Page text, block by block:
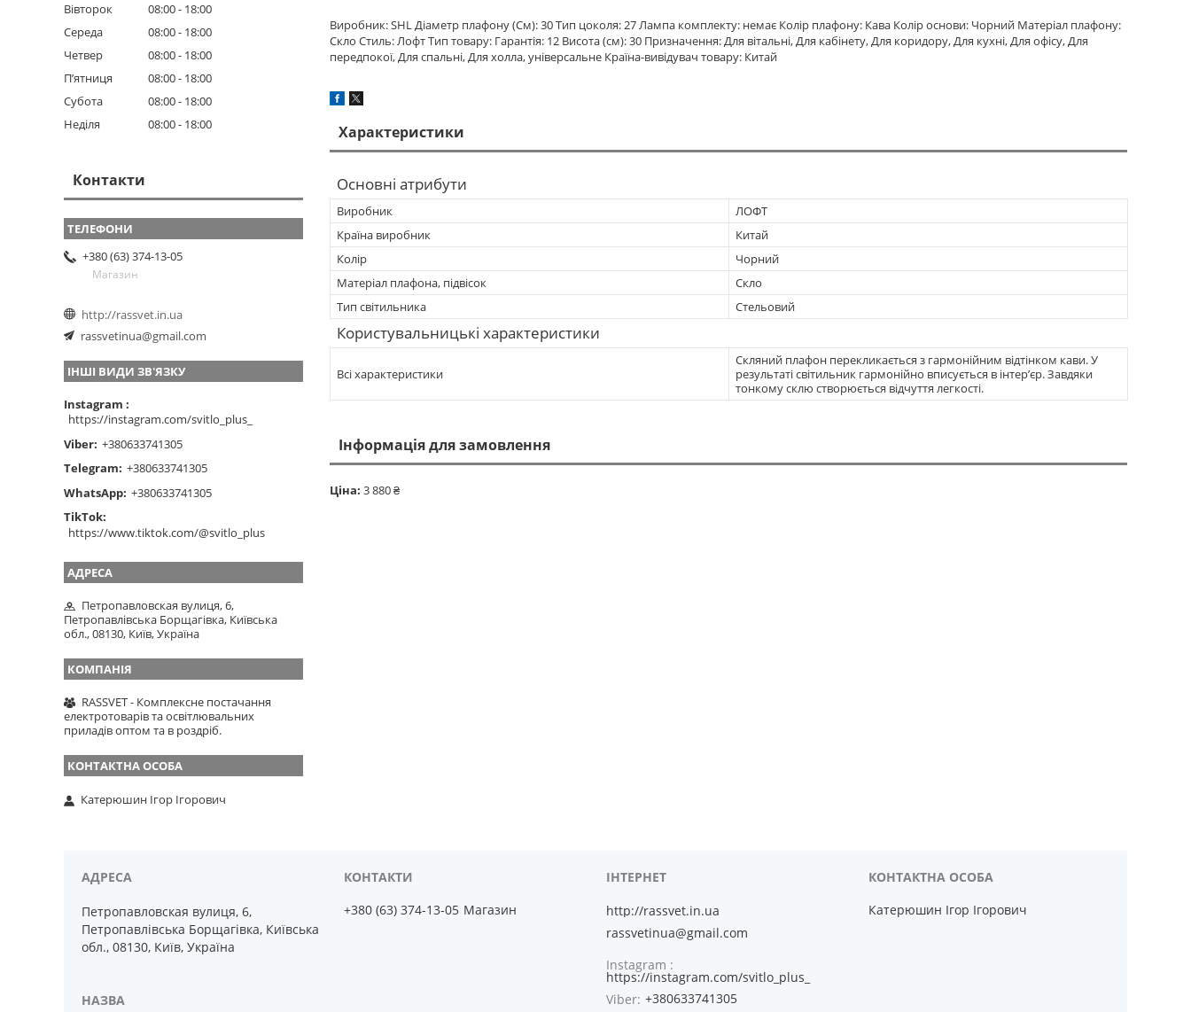
Виробник: SHL Діаметр плафону (См): 30 Тип цоколя: 27 Лампа комплекту: немає Колір плафону: Кава Колір основи: Чорний Матеріал плафону:
Скло Стиль: Лофт Тип товару: Гарантія: 12 Висота (см): 30 Призначення: Для вітальні, Для кабінету, Для коридору, Для кухні, Для офісу, Для
передпокої, Для спальні, Для холла, універсальне Країна-вивідувач товару: Китай
Характеристики
Основні атрибути
Виробник
ЛОФТ
Країна виробник
Китай
Колір
Чорний
Матеріал плафона, підвісок
Скло
Тип світильника
Стельовий
Користувальницькі характеристики
Всі характеристики
Скляний плафон перекликається з гармонійним відтінком кави. У
результаті світильник гармонійно вписується в інтер’єр. Завдяки
тонкому склю створюється відчуття легкості.
Інформація для замовлення
Ціна: 3 880 ₴
Вівторок
08:00
18:00
Середа
08:00
18:00
Четвер
08:00
18:00
Пʼятниця
08:00
18:00
Субота
08:00
18:00
Неділя
08:00 18:00
Контакти
+380 (63) 374-13-05
Магазин
http://rassvet.in.ua
rassvetinua@gmail.com
ІНШІ ВИДИ ЗВ'ЯЗКУ
Instagram
https://instagram.com/svitlo_plus_
Viber +380633741305
Telegram +380633741305
WhatsApp +380633741305
TikTok
https://www.tiktok.com/@svitlo_plus
Петропавловская вулиця, 6,
Петропавлівська Борщагівка, Київська
обл., 08130, Київ, Україна
RASSVET - Комплексне постачання
електротоварів та освітлювальних
приладів оптом та в роздріб.
Катерюшин Ігор Ігорович
Петропавловская вулиця, 6,
Петропавлівська Борщагівка, Київська
обл., 08130, Київ, Україна
+380 (63) 374-13-05 Магазин
http://rassvet.in.ua
rassvetinua@gmail.com
Instagram
https://instagram.com/svitlo_plus_
Viber +380633741305
Катерюшин Ігор Ігорович